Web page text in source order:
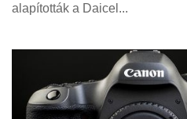
alapították a Daicel...